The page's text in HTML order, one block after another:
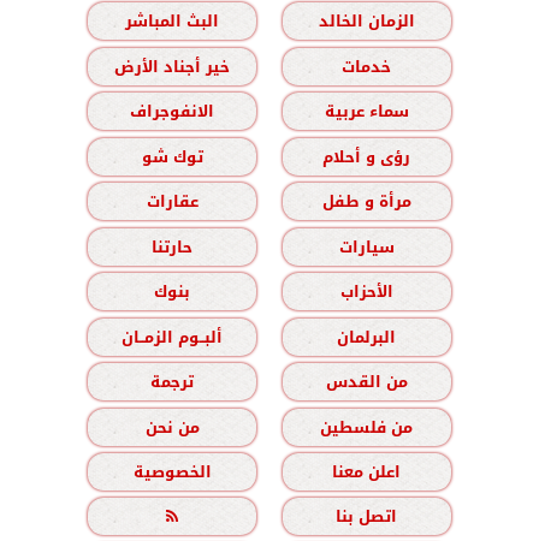
الزمان الخالد
البث المباشر
خدمات
خير أجناد الأرض
سماء عربية
الانفوجراف
رؤى و أحلام
توك شو
مرأة و طفل
عقارات
سيارات
حارتنا
الأحزاب
بنوك
البرلمان
ألبــوم الزمــان
من القدس
ترجمة
من فلسطين
من نحن
اعلن معنا
الخصوصية
اتصل بنا
